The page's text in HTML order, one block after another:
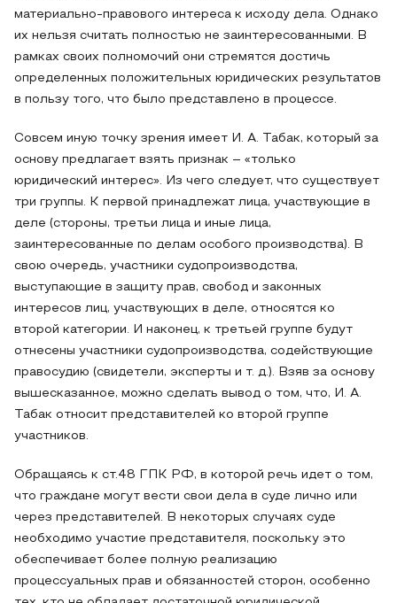
материально-правового интереса к исходу дела. Однако
их нельзя считать полностью не заинтересованными. В
рамках своих полномочий они стремятся достичь
определенных положительных юридических результатов
в пользу того, что было представлено в процессе.
Совсем иную точку зрения имеет И. А. Табак, который за
основу предлагает взять признак – «только
юридический интерес». Из чего следует, что существует
три группы. К первой принадлежат лица, участвующие в
деле (стороны, третьи лица и иные лица,
заинтересованные по делам особого производства). В
свою очередь, участники судопроизводства,
выступающие в защиту прав, свобод и законных
интересов лиц, участвующих в деле, относятся ко
второй категории. И наконец, к третьей группе будут
отнесены участники судопроизводства, содействующие
правосудию (свидетели, эксперты и т. д.). Взяв за основу
вышесказанное, можно сделать вывод о том, что, И. А.
Табак относит представителей ко второй группе
участников.
Обращаясь к ст.48 ГПК РФ, в которой речь идет о том,
что граждане могут вести свои дела в суде лично или
через представителей. В некоторых случаях суде
необходимо участие представителя, поскольку это
обеспечивает более полную реализацию
процессуальных прав и обязанностей сторон, особенно